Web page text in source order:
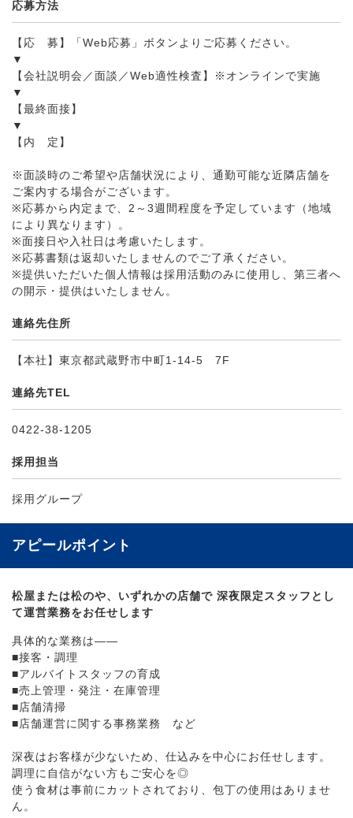
応募方法
【応 募】「Web応募」ボタンよりご応募ください。
▼
【会社説明会／面談／Web適性検査】※オンラインで実施
▼
【最終面接】
▼
【内 定】
※面談時のご希望や店舗状況により、通勤可能な近隣店舗を
ご案内する場合がございます。
※応募から内定まで、2～3週間程度を予定しています（地域
により異なります）。
※面接日や入社日は考慮いたします。
※応募書類は返却いたしませんのでご了承ください。
※提供いただいた個人情報は採用活動のみに使用し、第三者へ
の開示・提供はいたしません。
連絡先住所
【本社】東京都武蔵野市中町1-14-5 7F
連絡先TEL
0422-38-1205
採用担当
採用グループ
アピールポイント
松屋または松のや、いずれかの店舗で 深夜限定スタッフとし
て運営業務をお任せします
具体的な業務は――
■接客・調理
■アルバイトスタッフの育成
■売上管理・発注・在庫管理
■店舗清掃
■店舗運営に関する事務業務 など
深夜はお客様が少ないため、仕込みを中心にお任せします。
調理に自信がない方もご安心を◎
使う食材は事前にカットされており、包丁の使用はありませ
ん。